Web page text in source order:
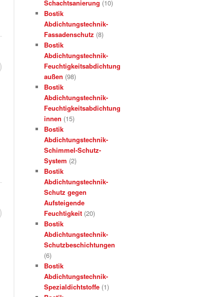
Schachtsanierung (10)
Bostik
Abdichtungstechnik-
Fassadenschutz (8)
Bostik
Abdichtungstechnik-
Feuchtigkeitsabdichtung
außen (98)
Bostik
Abdichtungstechnik-
Feuchtigkeitsabdichtung
innen (15)
Bostik
Abdichtungstechnik-
Schimmel-Schutz-
System (2)
Bostik
Abdichtungstechnik-
Schutz gegen
Aufsteigende
Feuchtigkeit (20)
Bostik
Abdichtungstechnik-
Schutzbeschichtungen
(6)
Bostik
Abdichtungstechnik-
Spezialdichtstoffe (1)